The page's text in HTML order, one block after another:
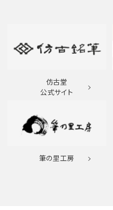
仿古堂
公式サイト
筆の里工房